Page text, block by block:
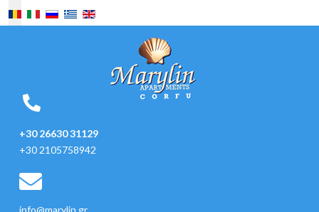
Selectați limba dvs
+30 26630 31129
+30 2105758942
info@marylin.gr